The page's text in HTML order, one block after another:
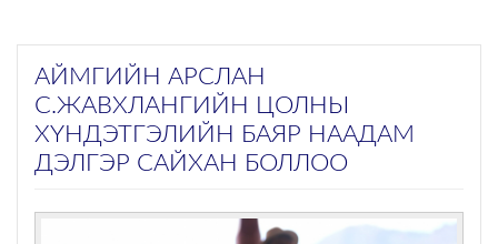
АЙМГИЙН АРСЛАН
С.ЖАВХЛАНГИЙН ЦОЛНЫ
ХҮНДЭТГЭЛИЙН БАЯР НААДАМ
ДЭЛГЭР САЙХАН БОЛЛОО